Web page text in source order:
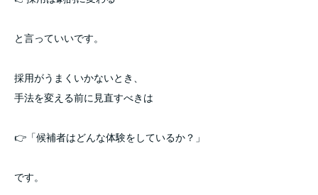
と言っていいです。
採用がうまくいかないとき、
手法を変える前に見直すべきは
👉「候補者はどんな体験をしているか？」
です。